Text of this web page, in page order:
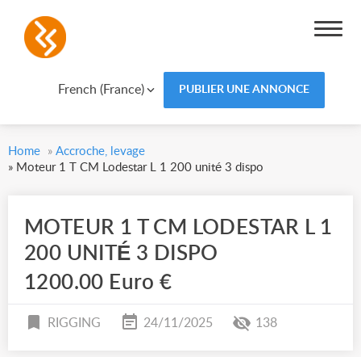
French (France) PUBLIER UNE ANNONCE
Home » Accroche, levage
» Moteur 1 T CM Lodestar L 1 200 unité 3 dispo
MOTEUR 1 T CM LODESTAR L 1
200 UNITÉ 3 DISPO
1200.00 Euro €
RIGGING 24/11/2025 138